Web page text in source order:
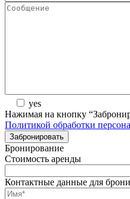
yes
Нажимая на кнопку
Политикой обработки
Бронирование
Стоимость аренды
Контактные данные для